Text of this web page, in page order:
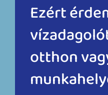
Ezért
otthon